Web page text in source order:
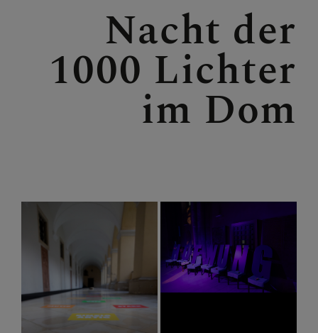
Veranstaltungen
Jobbörse
FRAGEN
GLAUBEN
ERLEBEN
MITMACHEN
Nacht der
1000 Lichter
im Dom